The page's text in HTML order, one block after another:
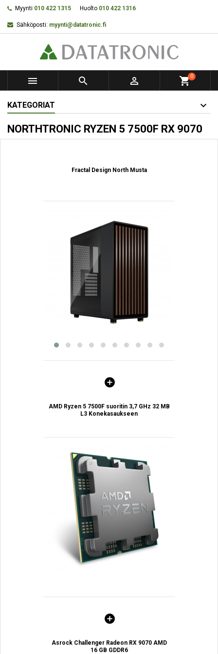
Myynti 010 422 1315 Huolto 010 422 1316
Sähköposti: myynti@datatronic.fi
   shopping_cart0
KATEGORIAT
NORTHTRONIC RYZEN 5 7500F RX 9070
Fractal Design North Musta
AMD Ryzen 5 7500F suoritin 3,7 GHz 32 MB
L3 Konekasaukseen
Asrock Challenger Radeon RX 9070 AMD
16 GB GDDR6